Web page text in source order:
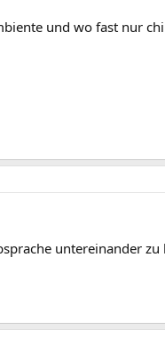
und wo fast nur
untereinander zu